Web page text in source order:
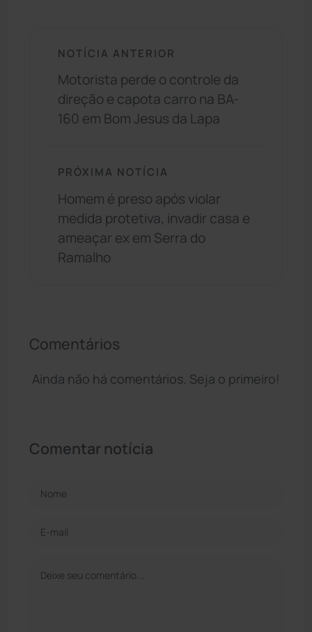
NOTÍCIA ANTERIOR
Motorista perde o controle da
direção e capota carro na BA-
160 em Bom Jesus da Lapa
PRÓXIMA NOTÍCIA
Homem é preso após violar
medida protetiva, invadir casa e
ameaçar ex em Serra do
Ramalho
Comentários
Ainda não há comentários. Seja o primeiro!
Comentar notícia